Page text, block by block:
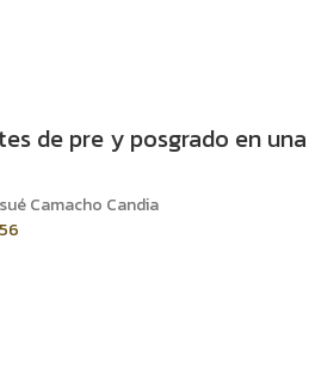
de pre y posgrado en
Camacho Candia